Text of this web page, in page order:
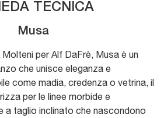
TECNICA
Musa
per Alf DaFrè, Musa è un
che unisce eleganza e
come madia, credenza o vetrina, il
per le linee morbide e
a taglio inclinato che nascondono